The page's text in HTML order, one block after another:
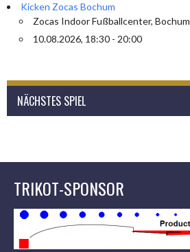
Kicken Zocas Bochum
Zocas Indoor Fußballcenter, Bochum
10.08.2026, 18:30 - 20:00
NÄCHSTES SPIEL
TRIKOT-SPONSOR